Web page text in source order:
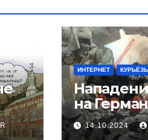
ИНТЕРНЕТ КУРЬЁЗЫ
на
14.10.2024